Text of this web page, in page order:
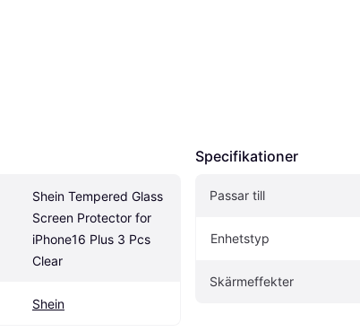
Shein Tempered Glass
Screen Protector for
iPhone16 Plus 3 Pcs
Clear
Shein
Specifikationer
Passar till
Enhetstyp
Skärmeffekter